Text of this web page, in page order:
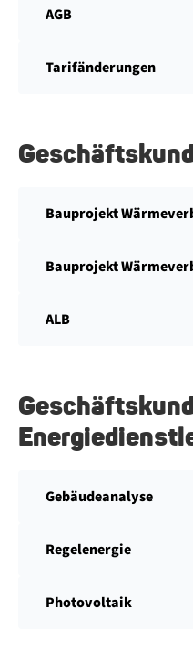
AGB
Tarifänderungen
Bauprojekt
Bauprojekt
ALB
Gebäudeanalyse
Regelenergie
Photovoltaik